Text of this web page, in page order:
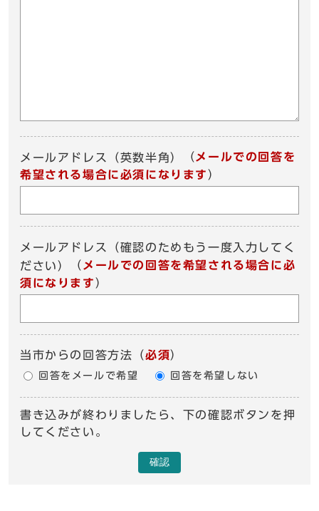
メールアドレス（英数半角） （ メールでの回答を
希望される場合に必須になります ）
メールアドレス（確認のためもう一度入力してく
ださい）
（ メールでの回答を希望される場合に必
須になります ）
当市からの回答方法 （必須）
回答をメールで希望 回答を希望しない
書き込みが終わりましたら、下の確認ボタンを押
してください。
確認